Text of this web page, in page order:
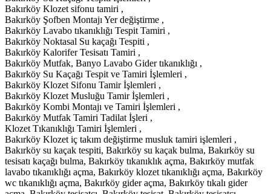
Bakırköy Klozet sifonu tamiri ,
Bakırköy Şofben Montajı Yer değiştirme ,
Bakırköy Lavabo tıkanıklığı Tespit Tamiri ,
Bakırköy Noktasal Su kaçağı Tespiti ,
Bakırköy Kalorifer Tesisatı Tamiri ,
Bakırköy Mutfak, Banyo Lavabo Gider tıkanıklığı ,
Bakırköy Su Kaçağı Tespit ve Tamiri İşlemleri ,
Bakırköy Klozet Sifonu Tamir İşlemleri ,
Bakırköy Klozet Musluğu Tamir İşlemleri ,
Bakırköy Kombi Montajı ve Tamiri İşlemleri ,
Bakırköy Mutfak Tamiri Tadilat İşleri ,
Klozet Tıkanıklığı Tamiri İşlemleri ,
Bakırköy Klozet iç takım değiştirme musluk tamiri işlemleri ,
Bakırköy su kaçak tespiti, Bakırköy su kaçak bulma, Bakırköy su
tesisatı kaçağı bulma, Bakırköy tıkanıklık açma, Bakırköy mutfak
lavabo tıkanıklığı açma, Bakırköy klozet tıkanıklığı açma, Bakırköy
wc tıkanıklığı açma, Bakırköy gider açma, Bakırköy tıkalı gider